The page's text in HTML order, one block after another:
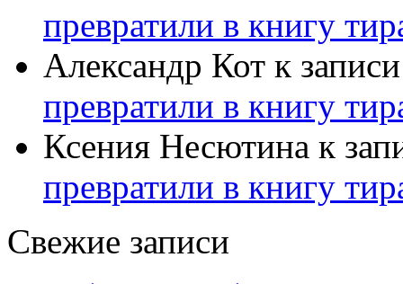
превратили в книгу
Александр Кот к
превратили в книгу
Ксения Несютина к
превратили в книгу
Свежие записи